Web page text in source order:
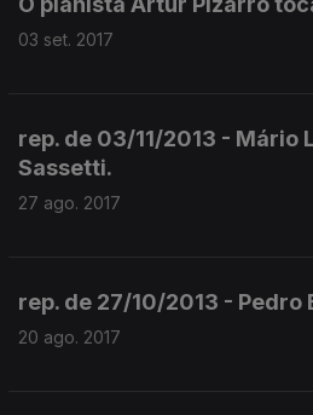
03 set. 2017
rep. de 03/11/2013 - Mário
Sassetti.
27 ago. 2017
rep. de 27/10/2013 - Pedro
20 ago. 2017